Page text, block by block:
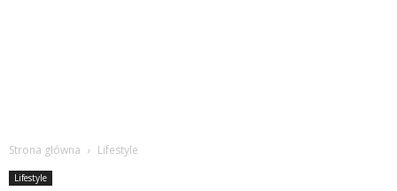
Strona główna Lifestyle
Lifestyle